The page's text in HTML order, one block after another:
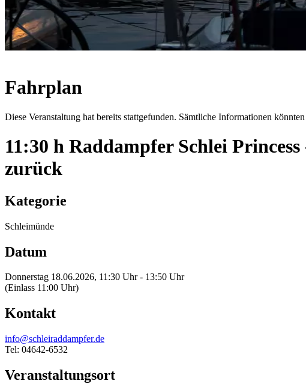
Fahrplan
Diese Veranstaltung hat bereits stattgefunden. Sämtliche Informationen
11:30 h Raddampfer Schlei
zurück
Kategorie
Schleimünde
Datum
Donnerstag 18.06.2026, 11:30 Uhr - 13:50 Uhr
(Einlass 11:00 Uhr)
Kontakt
info@schleiraddampfer.de
Tel: 04642-6532
Veranstaltungsort